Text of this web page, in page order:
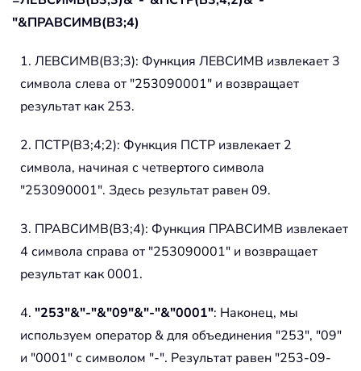
"&ПРАВСИМВ(B3;4)
1. ЛЕВСИМВ(B3;3): Функция ЛЕВСИМВ извлекает 3
символа слева от "253090001" и возвращает
результат как 253.
2. ПСТР(B3;4;2): Функция ПСТР извлекает 2
символа, начиная с четвертого символа
"253090001". Здесь результат равен 09.
3. ПРАВСИМВ(B3;4): Функция ПРАВСИМВ извлекает
4 символа справа от "253090001" и возвращает
результат как 0001.
4. "253"&"-"&"09"&"-"&"0001": Наконец, мы
используем оператор & для объединения "253", "09"
и "0001" с символом "-". Результат равен "253-09-